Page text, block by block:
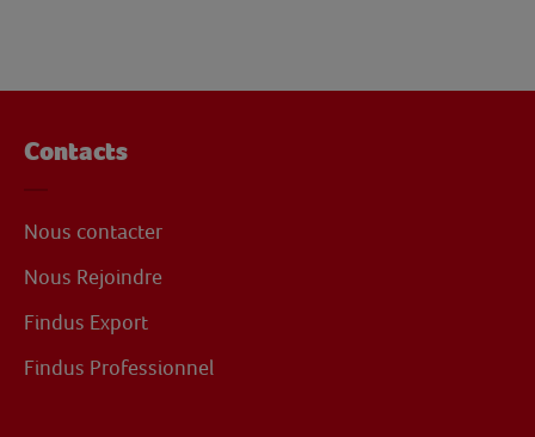
Contacts
Nous contacter
Nous Rejoindre
Findus Export
Findus Professionnel